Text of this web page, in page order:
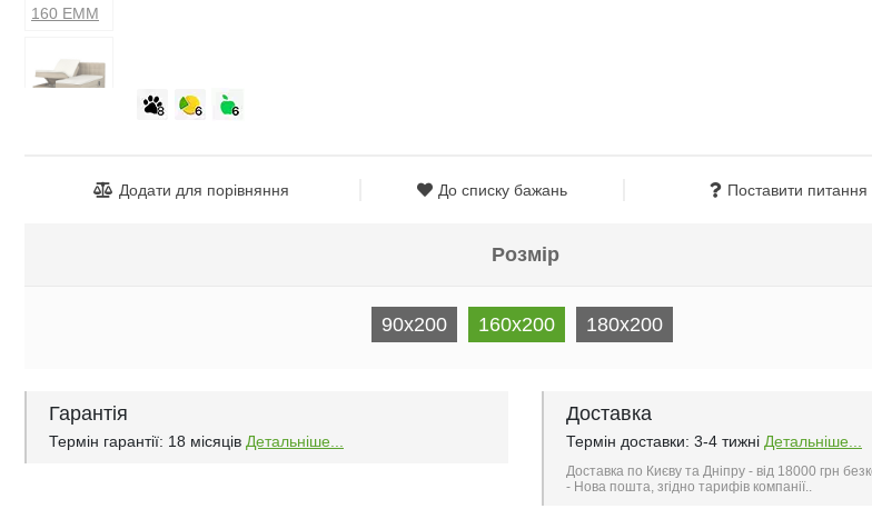
Додати для порівняння До списку бажань Поставити
Розмір
90x200 160х200 180х200
Гарантія
Термін гарантії: 18 місяців Детальніше...
Доставка
Термін доставки: 3-4 тижні Детальніше...
Доставка по Києву та Дніпру - від 18000 грн
- Нова пошта, згідно тарифів компанії..